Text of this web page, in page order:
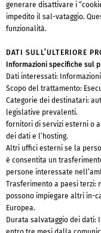
generare disattivare i
impedito il sal-vataggio.
funzionalità.
DATI SULL’ULTERIORE
Informazioni specifiche sul
Dati interessati:
Scopo del trattamento:
Categorie dei destinatari:
legislative prevalenti.
fornitori di servizi esterni o
dei dati e l’hosting.
Altri uffici esterni se la
è consentita un
persone interessate
Trasferimento a paesi terzi:
possono impiegare altri in-
Europea.
Durata salvataggio dei